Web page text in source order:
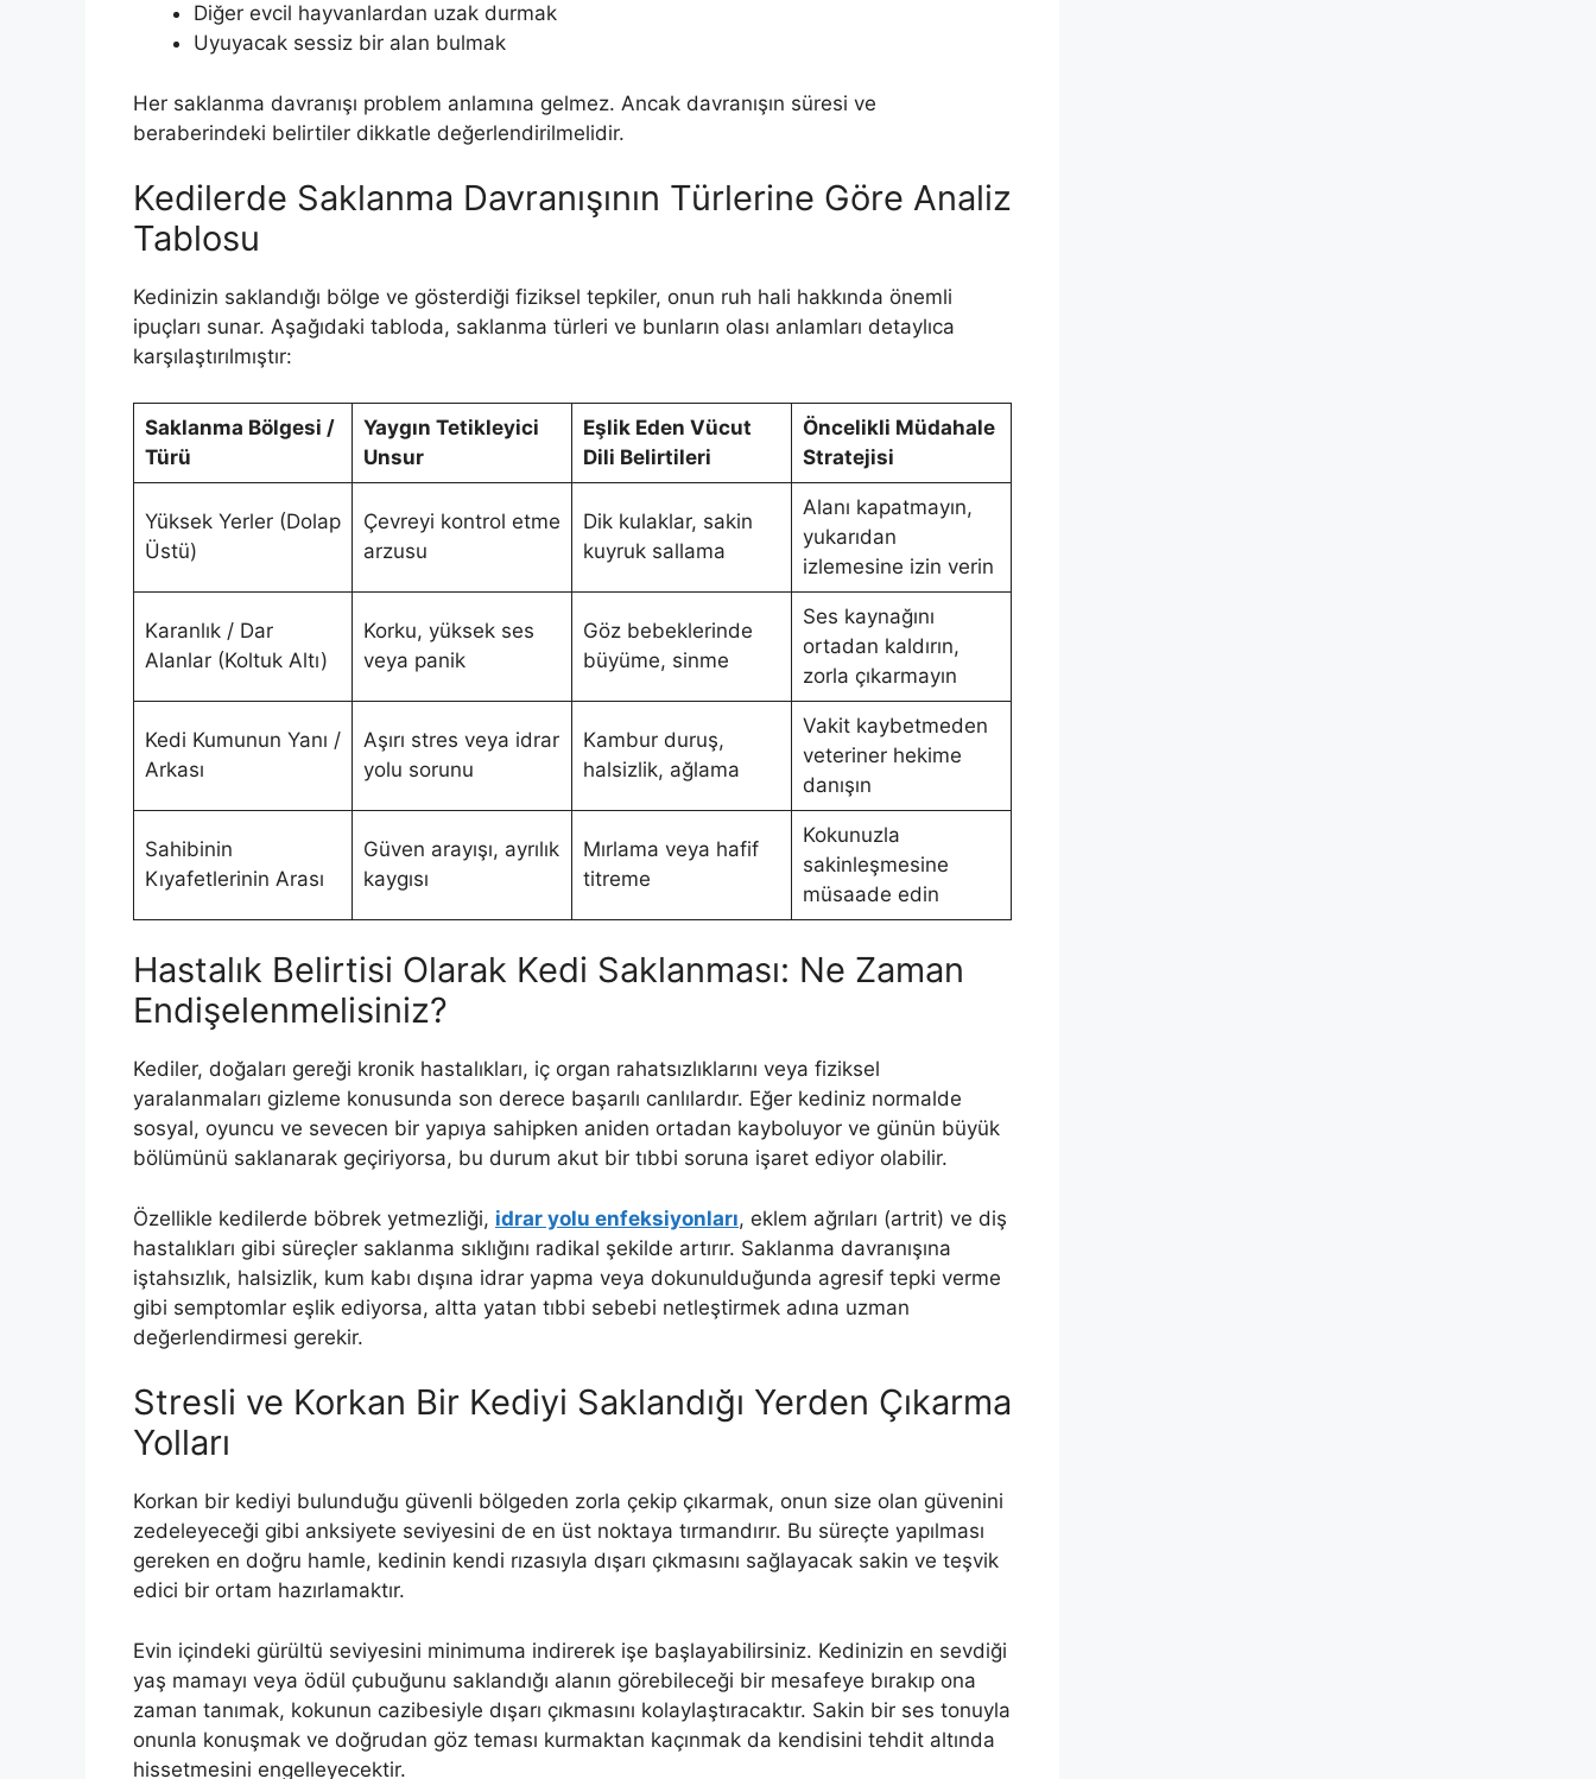
Diğer evcil hayvanlardan uzak durmak
Uyuyacak sessiz bir alan bulmak
Her saklanma davranışı problem anlamına gelmez. Ancak davranışın süresi ve
beraberindeki belirtiler dikkatle değerlendirilmelidir.
Kedilerde Saklanma Davranışının Türlerine Göre Analiz
Tablosu
Kedinizin saklandığı bölge ve gösterdiği fiziksel tepkiler, onun ruh hali hakkında önemli
ipuçları sunar. Aşağıdaki tabloda, saklanma türleri ve bunların olası anlamları detaylıca
karşılaştırılmıştır:
Saklanma Bölgesi /
Türü
Yaygın Tetikleyici
Unsur
Eşlik Eden Vücut
Dili Belirtileri
Öncelikli Müdahale
Stratejisi
Yüksek Yerler (Dolap
Üstü)
Çevreyi kontrol etme
arzusu
Dik kulaklar, sakin
kuyruk sallama
Alanı kapatmayın,
yukarıdan
izlemesine izin verin
Karanlık / Dar
Alanlar (Koltuk Altı)
Korku, yüksek ses
veya panik
Göz bebeklerinde
büyüme, sinme
Ses kaynağını
ortadan kaldırın,
zorla çıkarmayın
Kedi Kumunun Yanı /
Arkası
Aşırı stres veya idrar
yolu sorunu
Kambur duruş,
halsizlik, ağlama
Vakit kaybetmeden
veteriner hekime
danışın
Sahibinin
Kıyafetlerinin Arası
Güven arayışı, ayrılık
kaygısı
Mırlama veya hafif
titreme
Kokunuzla
sakinleşmesine
müsaade edin
Hastalık Belirtisi Olarak Kedi Saklanması: Ne Zaman
Endişelenmelisiniz?
Kediler, doğaları gereği kronik hastalıkları, iç organ rahatsızlıklarını veya fiziksel
yaralanmaları gizleme konusunda son derece başarılı canlılardır. Eğer kediniz normalde
sosyal, oyuncu ve sevecen bir yapıya sahipken aniden ortadan kayboluyor ve günün büyük
bölümünü saklanarak geçiriyorsa, bu durum akut bir tıbbi soruna işaret ediyor olabilir.
Özellikle kedilerde böbrek yetmezliği, idrar yolu enfeksiyonları, eklem ağrıları (artrit) ve diş
hastalıkları gibi süreçler saklanma sıklığını radikal şekilde artırır. Saklanma davranışına
iştahsızlık, halsizlik, kum kabı dışına idrar yapma veya dokunulduğunda agresif tepki verme
gibi semptomlar eşlik ediyorsa, altta yatan tıbbi sebebi netleştirmek adına uzman
değerlendirmesi gerekir.
Stresli ve Korkan Bir Kediyi Saklandığı Yerden Çıkarma
Yolları
Korkan bir kediyi bulunduğu güvenli bölgeden zorla çekip çıkarmak, onun size olan güvenini
zedeleyeceği gibi anksiyete seviyesini de en üst noktaya tırmandırır. Bu süreçte yapılması
gereken en doğru hamle, kedinin kendi rızasıyla dışarı çıkmasını sağlayacak sakin ve teşvik
edici bir ortam hazırlamaktır.
Evin içindeki gürültü seviyesini minimuma indirerek işe başlayabilirsiniz. Kedinizin en sevdiği
yaş mamayı veya ödül çubuğunu saklandığı alanın görebileceği bir mesafeye bırakıp ona
zaman tanımak, kokunun cazibesiyle dışarı çıkmasını kolaylaştıracaktır. Sakin bir ses tonuyla
onunla konuşmak ve doğrudan göz teması kurmaktan kaçınmak da kendisini tehdit altında
hissetmesini engelleyecektir.